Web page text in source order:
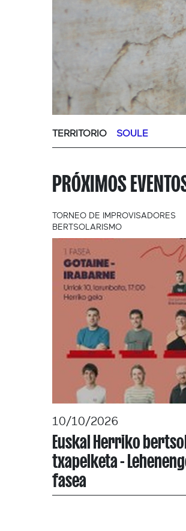
TERRITORIO SOULE
PRÓXIMOS
TORNEO DE IMPROVISADORES
BERTSOLARISMO
10/10/2026
Euskal Herriko
txapelketa -
fasea